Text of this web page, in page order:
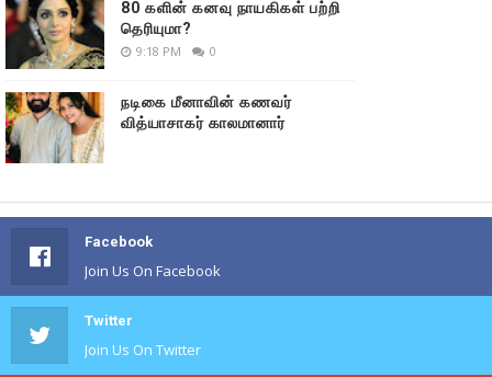
80 களின் கனவு நாயகிகள் பற்றி
தெரியுமா?
9:18 PM 0
நடிகை மீனாவின் கணவர்
வித்யாசாகர் காலமானார்
Facebook
Join Us On Facebook
Twitter
Join Us On Twitter